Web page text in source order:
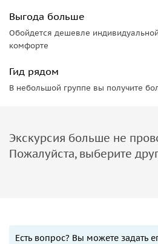
Выгода больше
Обойдется дешевле
комфорте
Гид рядом
В небольшой группе вы получите
Экскурсия больше не
Пожалуйста, выберите
Есть вопрос? Вы можете задать